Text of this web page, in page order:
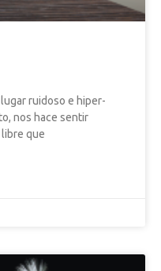
ruidoso e hiper-
nos hace sentir
que